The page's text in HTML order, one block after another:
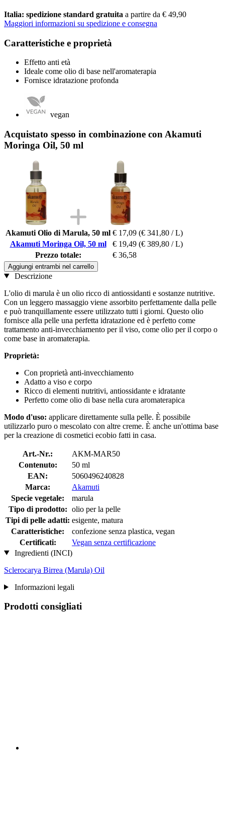
Italia: spedizione standard gratuita a partire da € 49,90
Maggiori informazioni su spedizione e consegna
Caratteristiche e proprietà
Effetto anti età
Ideale come olio di base nell'aromaterapia
Fornisce idratazione profonda
vegan
Acquistato spesso in combinazione con Akamuti
Moringa Oil, 50 ml
Akamuti Olio di Marula, 50 ml € 17,09 (€ 341,80 / L)
Akamuti Moringa Oil, 50 ml
€ 19,49 (€ 389,80 / L)
Prezzo totale:
€ 36,58
Aggiungi entrambi nel carrello
Descrizione
L'olio di marula è un olio ricco di antiossidanti e sostanze nutritive.
Con un leggero massaggio viene assorbito perfettamente dalla pelle
e può tranquillamente essere utilizzato tutti i giorni. Questo olio
fornisce alla pelle una perfetta idratazione ed è perfetto come
trattamento anti-invecchiamento per il viso, come olio per il corpo o
come base in aromaterapia.
Proprietà:
Con proprietà anti-invecchiamento
Adatto a viso e corpo
Ricco di elementi nutritivi, antiossidante e idratante
Perfetto come olio di base nella cura aromaterapica
Modo d'uso: applicare direttamente sulla pelle. È possibile
utilizzarlo puro o mescolato con altre creme. È anche un'ottima base
per la creazione di cosmetici ecobio fatti in casa.
Art.-Nr.:
AKM-MAR50
Contenuto:
50 ml
EAN:
5060496240828
Marca:
Akamuti
Specie vegetale:
marula
Tipo di prodotto: olio per la pelle
Tipi di pelle adatti: esigente, matura
Caratteristiche:
confezione senza plastica, vegan
Certificati:
Vegan senza certificazione
Ingredienti (INCI)
Sclerocarya Birrea (Marula) Oil
Informazioni legali
Prodotti consigliati